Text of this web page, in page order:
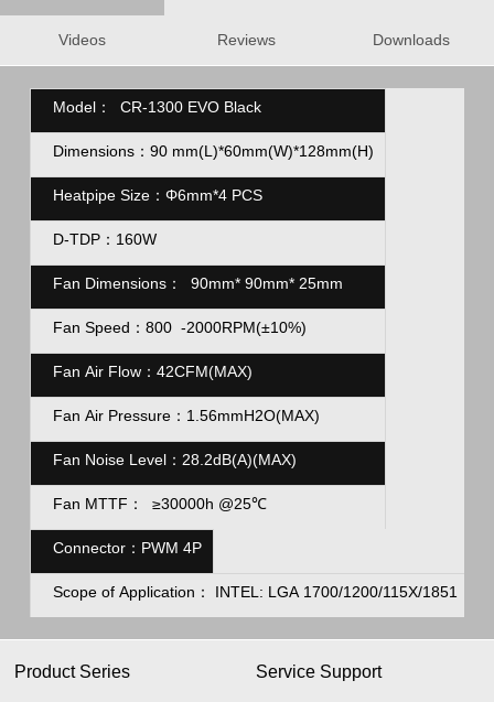
Videos Reviews Downloads
Model： CR-1300 EVO Black
Dimensions： 90 mm(L)*60mm(W)*128mm(H)
Heatpipe Size： Φ6mm*4 PCS
D-TDP：160W
Fan Dimensions： 90mm* 90mm* 25mm
Fan Speed： 800 -2000RPM(±10%)
Fan Air Flow：42CFM(MAX)
Fan Air Pressure：1.56mmH2O(MAX)
Fan Noise Level： 28.2dB(A)(MAX)
Fan MTTF： ≥30000h @25℃
Connector：PWM 4P
Scope of Application ： INTEL: LGA 1700/1200/115X/1851
Product Series Service Support